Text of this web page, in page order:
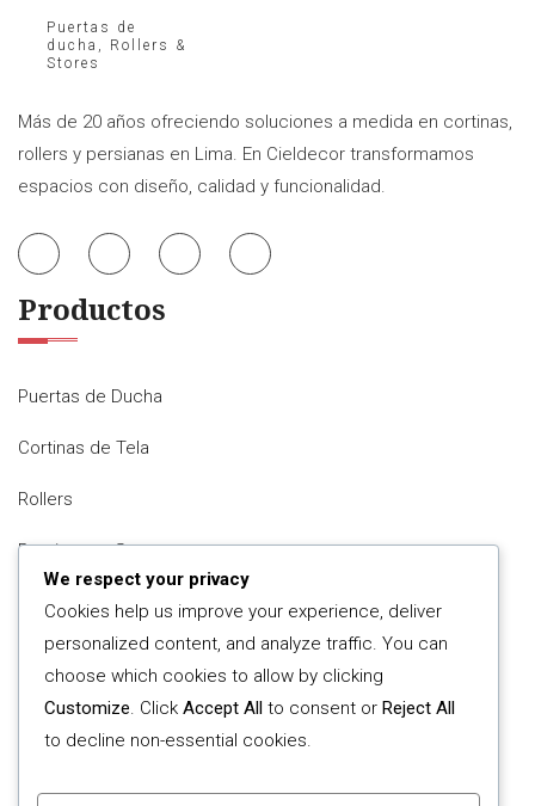
Puertas de
ducha, Rollers &
Stores
Más de 20 años ofreciendo soluciones a medida en cortinas,
rollers y persianas en Lima. En Cieldecor transformamos
espacios con diseño, calidad y funcionalidad.
Productos
Puertas de Ducha
Cortinas de Tela
Rollers
Persianas y Stores
Accesorios
Servicios
Lavado profesional de cortinas
Confección a medida
We respect your privacy
Cookies help us improve your experience, deliver
personalized content, and analyze traffic. You can
choose which cookies to allow by clicking
Customize. Click Accept All to consent or Reject All
to decline non-essential cookies.